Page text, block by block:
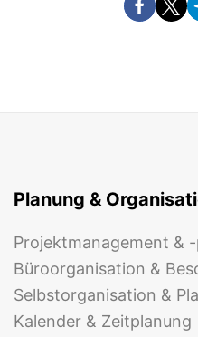
Planung &
Projektmanagement &
Büroorganisation &
Selbstorganisation &
Kalender & Zeitplanung